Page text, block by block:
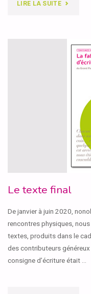
LIRE LA SUITE"LE
Le texte final
De janvier à juin 2020,
rencontres physiques,
textes, produits dans le
des contributeurs
consigne d’écriture était …